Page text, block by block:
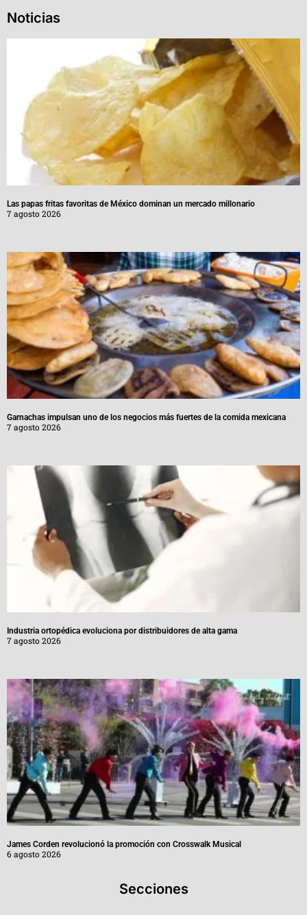
Noticias
Las papas fritas favoritas de México dominan un mercado millonario
7 agosto 2026
Garnachas impulsan uno de los negocios más fuertes de la comida mexicana
7 agosto 2026
Industria ortopédica evoluciona por distribuidores de alta gama
7 agosto 2026
James Corden revolucionó la promoción con Crosswalk Musical
6 agosto 2026
Secciones